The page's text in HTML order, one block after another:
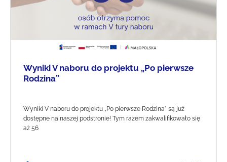
Wyniki V naboru do projektu „Po pierwsze
Rodzina”
Wyniki V naboru do projektu „Po pierwsze Rodzina" są już
dostępne na naszej podstronie! Tym razem zakwalifikowało się
aż 56